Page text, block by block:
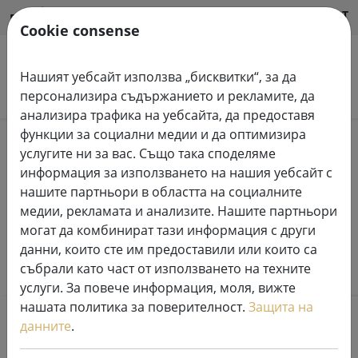
BG HILFE & SUPPORT
Търсене на продукти
Your favorits
Wishlist
No Items
Cookie consense
Нашият уебсайт използва „бисквитки“, за да
персонализира съдържанието и рекламите, да
анализира трафика на уебсайта, да предоставя
функции за социални медии и да оптимизира
услугите ни за вас. Също така споделяме
информация за използването на нашия уебсайт с
нашите партньори в областта на социалните
медии, рекламата и анализите. Нашите партньори
могат да комбинират тази информация с други
данни, които сте им предоставили или които са
събрали като част от използването на техните
услуги. За повече информация, моля, вижте
нашата политика за поверителност. Защита на
данните.